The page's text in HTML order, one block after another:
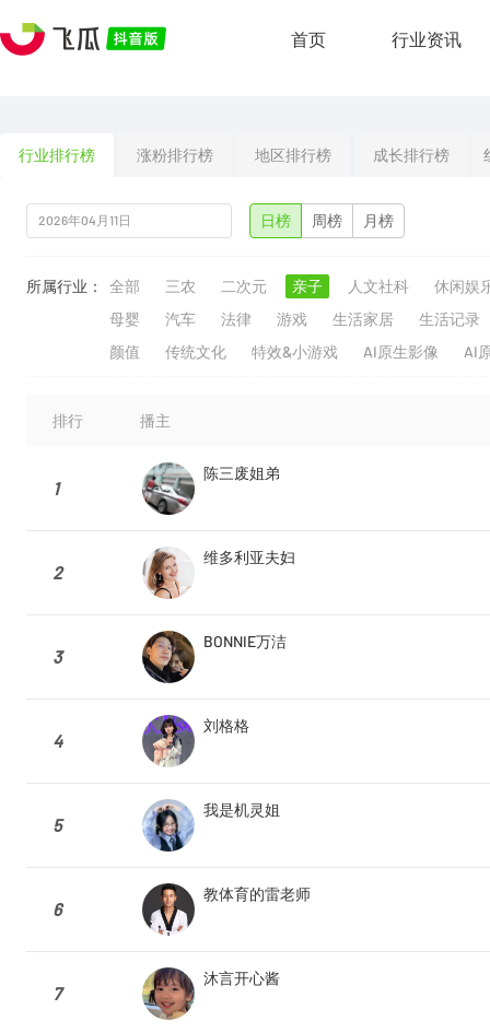
首页 行业资讯
行业排行榜 涨粉排行榜 地区排行榜 成长排行榜
日榜 周榜 月榜
所属行业： 全部 三农 二次元 亲子 人文社科
休闲娱
母婴
汽车 法律 游戏 生活家居
生活记录
颜值
传统文化 特效&小游戏 AI原生影像 AI
排行 播主
1
陈三废姐弟
2
维多利亚夫妇
3
BONNIE万洁
4
刘格格
5
我是机灵姐
6
教体育的雷老师
7
沐言开心酱